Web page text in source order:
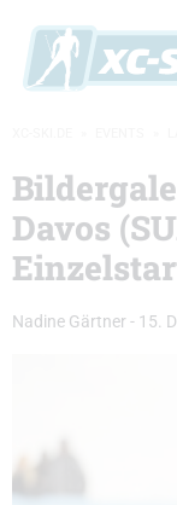
Davos
Nadine Gärtner - 15.